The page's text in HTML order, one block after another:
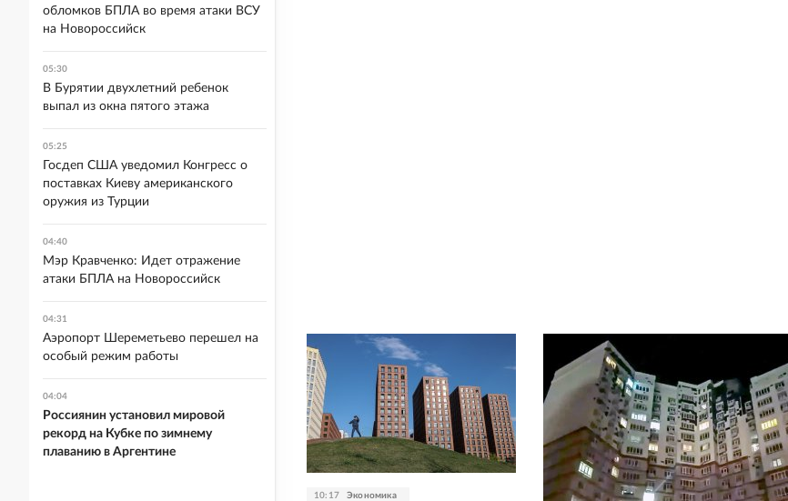
10:17 Экономика
обломков БПЛА во время атаки ВСУ
на Новороссийск
05:30
В Бурятии двухлетний ребенок
выпал из окна пятого этажа
05:25
Госдеп США уведомил Конгресс о
поставках Киеву американского
оружия из Турции
04:40
Мэр Кравченко: Идет отражение
атаки БПЛА на Новороссийск
04:31
Аэропорт Шереметьево перешел на
особый режим работы
04:04
Россиянин установил мировой
рекорд на Кубке по зимнему
плаванию в Аргентине